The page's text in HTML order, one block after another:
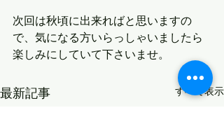
次回は秋頃に出来ればと思いますの
で、気になる方いらっしゃいましたら
楽しみにしていて下さいませ。
最新記事 すべて表示